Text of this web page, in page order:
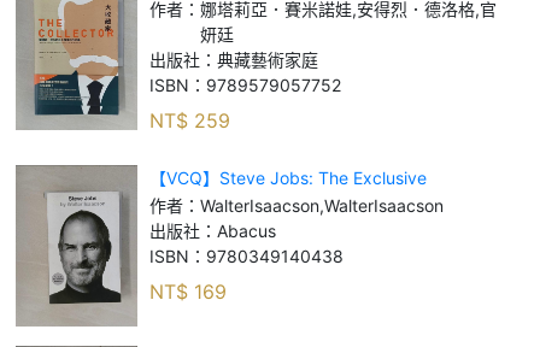
故事_娜塔莉亞．賽米諾娃, 安得烈．德洛格, 官妍
作者： 娜塔莉亞．賽米諾娃,安得烈．德洛格,官
妍廷
出版社： 典藏藝術家庭
ISBN： 9789579057752
NT$ 259
【VCQ】Steve Jobs: The Exclusive
Biography_Walter Isaacson, Walter Isaa
作者： WalterIsaacson,WalterIsaacson
出版社： Abacus
ISBN： 9780349140438
NT$ 169